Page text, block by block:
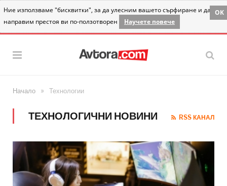
Ние използваме "бисквитки", за да улесним вашето сърфиране и да
направим престоя ви по-ползотворен
Научете повече
OK
Начало » Технологии
ТЕХНОЛОГИЧНИ НОВИНИ RSS КАНАЛ